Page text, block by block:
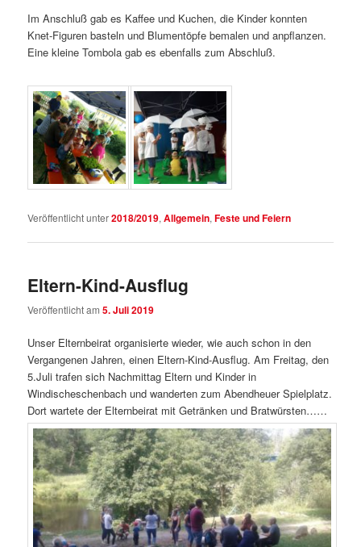
Im Anschluß gab es Kaffee und Kuchen, die Kinder konnten
Knet-Figuren basteln und Blumentöpfe bemalen und anpflanzen.
Eine kleine Tombola gab es ebenfalls zum Abschluß.
Veröffentlicht unter2018/2019,Allgemein,Feste und Feiern
Eltern-Kind-Ausflug
Veröffentlicht am5. Juli 2019
Unser Elternbeirat organisierte wieder, wie auch schon in den
Vergangenen Jahren, einen Eltern-Kind-Ausflug. Am Freitag, den
5.Juli trafen sich Nachmittag Eltern und Kinder in
Windischeschenbach und wanderten zum Abendheuer Spielplatz.
Dort wartete der Elternbeirat mit Getränken und Bratwürsten……